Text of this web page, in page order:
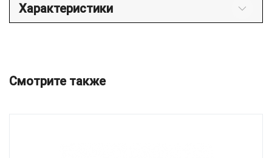
Характеристики
Смотрите также